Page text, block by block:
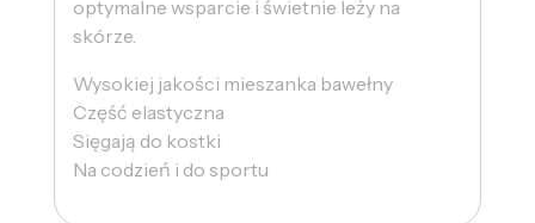
optymalne wsparcie i świetnie leży na
skórze.
Wysokiej jakości mieszanka bawełny
Część elastyczna
Sięgają do kostki
Na codzień i do sportu